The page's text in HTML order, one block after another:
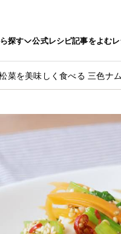
探す 公式レシピ記事をよむ
菜を美味しく食べる 三色ナ